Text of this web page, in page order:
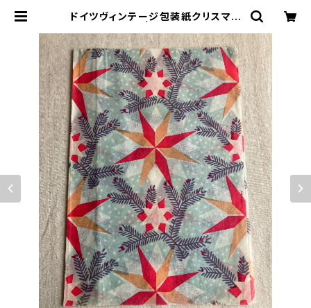
ドイツヴィンテージ包装紙クリスマス